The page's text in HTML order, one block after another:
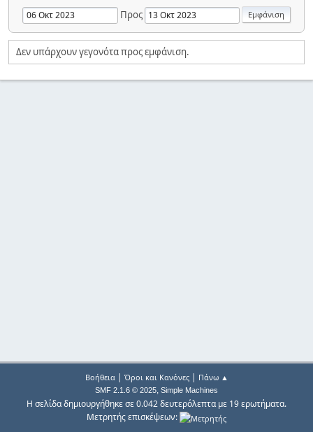
Προς
Δεν υπάρχουν γεγονότα προς εμφάνιση.
Βοήθεια| Όροι και Κανόνες| Πάνω ▲
SMF 2.1.6 © 2025, Simple Machines
Η σελίδα δημιουργήθηκε σε 0.042 δευτερόλεπτα με 19 ερωτήματα.
Μετρητής επισκέψεων: